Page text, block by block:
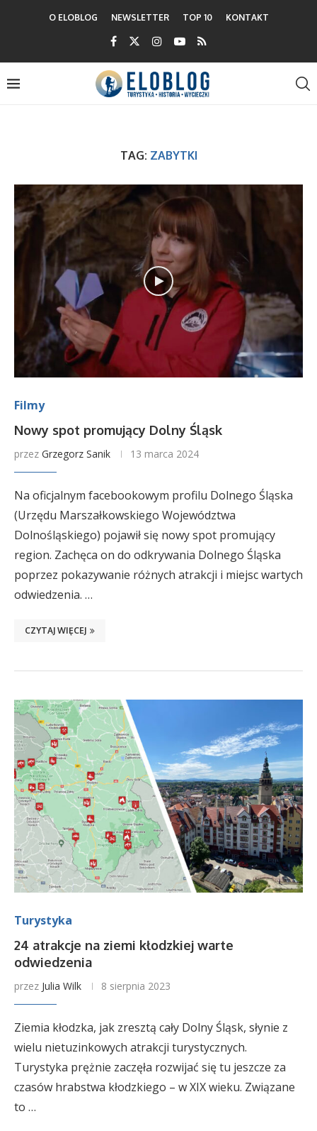
O ELOBLOG NEWSLETTER TOP 10 KONTAKT
TAG: ZABYTKI
Filmy
Nowy spot promujący Dolny Śląsk
przez Grzegorz Sanik 13 marca 2024
Na oficjalnym facebookowym profilu Dolnego Śląska
(Urzędu Marszałkowskiego Województwa
Dolnośląskiego) pojawił się nowy spot promujący
region. Zachęca on do odkrywania Dolnego Śląska
poprzez pokazywanie różnych atrakcji i miejsc wartych
odwiedzenia. …
CZYTAJ WIĘCEJ
Turystyka
24 atrakcje na ziemi kłodzkiej warte
odwiedzenia
przez Julia Wilk 8 sierpnia 2023
Ziemia kłodzka, jak zresztą cały Dolny Śląsk, słynie z
wielu nietuzinkowych atrakcji turystycznych.
Turystyka prężnie zaczęła rozwijać się tu jeszcze za
czasów hrabstwa kłodzkiego – w XIX wieku. Związane
to …